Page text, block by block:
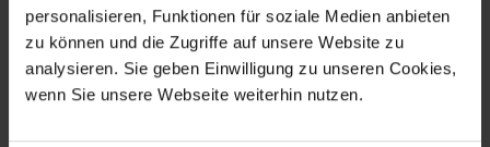
personalisieren, Funktionen für soziale Medien anbieten
zu können und die Zugriffe auf unsere Website zu
analysieren. Sie geben Einwilligung zu unseren Cookies,
wenn Sie unsere Webseite weiterhin nutzen.
KOSTENPUNKTE ABRECHNUNG
Fahrtkosten
als Kilometerpauschale